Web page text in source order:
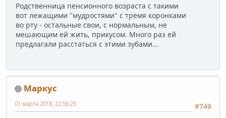
Родственница пенсионного возраста с такими
вот лежащими "мудростями" с тремя коронками
во рту - остальные свои, с нормальным, не
мешающим ей жить, прикусом. Много раз ей
предлагали расстаться с этими зубами...
Маркус
#749
01 марта 2018, 22:56:25